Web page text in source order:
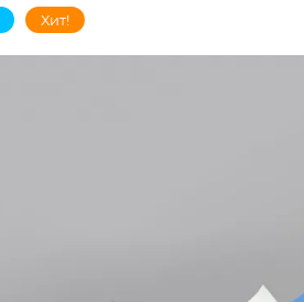
Хит!